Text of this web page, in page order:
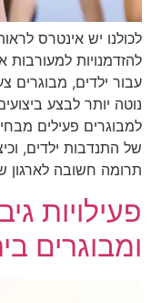
לכולנו יש אינטרס
להזדמנויות למעורבות
עבור ילדים, מבוגרים
נוטה יותר לבצע
למבוגרים פעילים
של התנדבות ילדים,
תרומה חשובה
פעילויות
ומבוגרים